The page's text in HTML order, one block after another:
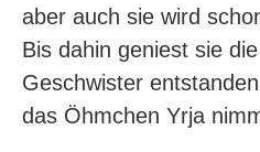
aber auch sie wird
Bis dahin geniest sie
Geschwister
das Öhmchen Yrja